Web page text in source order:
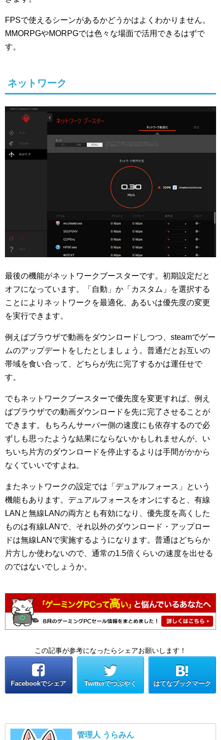
FPSで使えるシーンがあるかどうかはよくわかりません。
MMORPGやMORPGでは色々な場面で活用できるはずで
す。
ネットワーク
最後の機能がネットワークブースターです。初期設定だと
オフになっています。「自動」か「カスタム」を選択する
ことによりネットワークを最適化、あるいは優先度の変更
を実行できます。
例えばブラウザで動画をダウンロードしつつ、steamでゲー
ムのアップデートをしたとしましょう。普通だとお互いの
帯域を食い合って、どちらが先に完了するかは運任せで
す。
でもネットワークブースターで優先度を変更すれば、例え
ばブラウザでの動画ダウンロードを先に完了させることが
できます。もちろんサーバー側の速度にも依存するので必
ずしも思ったような結果にならないかもしれませんが、い
ちいち片方のダウンロードを停止するよりは手間がかから
なくていいですよね。
またネットワークの設定では「デュアルフォース」という
機能もあります。デュアルフォースをオンにすると、有線
LANと無線LANの両方とも有効になり、優先度を高くした
ものは有線LANで、それ以外のダウンロード・アップロー
ドは無線LANで実施するようになります。普通はどちらか
片方しか使わないので、通常の1.5倍くらいの速度を出せる
のではないでしょうか。
この記事が参考になったらシェアお願いします！
Facebookでシェア Twitterでつぶやく はてなブックマーク
管理人 うらみん